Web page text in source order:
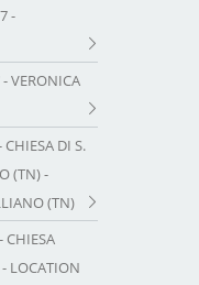
-
VERONICA
DI S.
(TN) -
(TN)
CHIESA
LOCATION